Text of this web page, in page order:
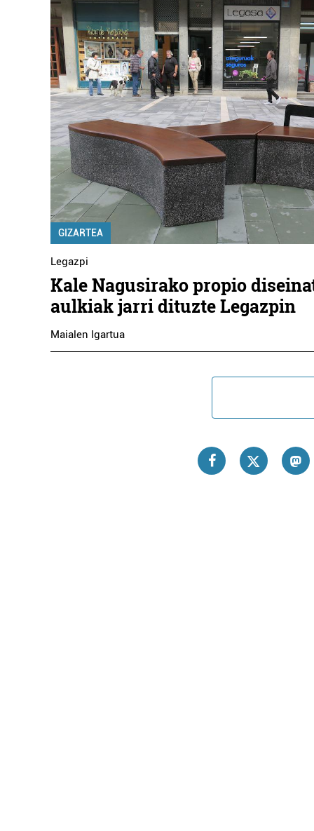
GIZARTEA
Legazpi
Kale Nagusirako propio
aulkiak jarri dituzte Legazpin
Maialen Igartua